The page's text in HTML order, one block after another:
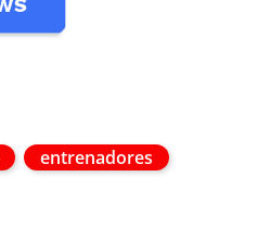
entrenadores